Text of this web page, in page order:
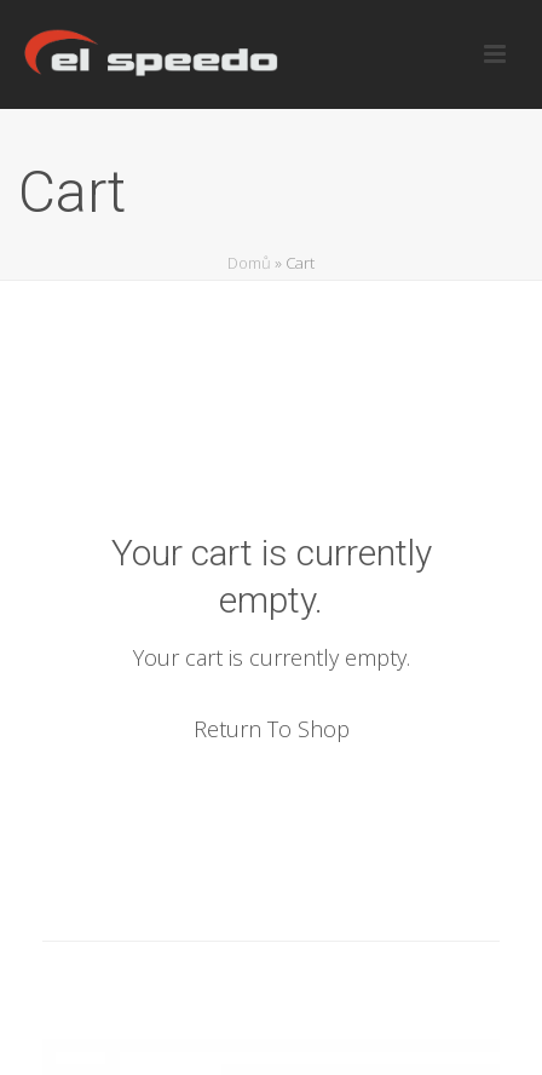
Cart
Domů » Cart
Your cart is currently
empty.
Your cart is currently empty.
Return To Shop